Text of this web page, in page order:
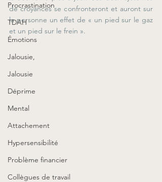
Procrastination
TDAH
Émotions
Jalousie,
Jalousie
Déprime
Mental
Attachement
Hypersensibilité
Problème financier
Collègues de travail
de croyances se confronteront et auront sur
la personne un effet de « un pied sur le gaz
et un pied sur le frein ».